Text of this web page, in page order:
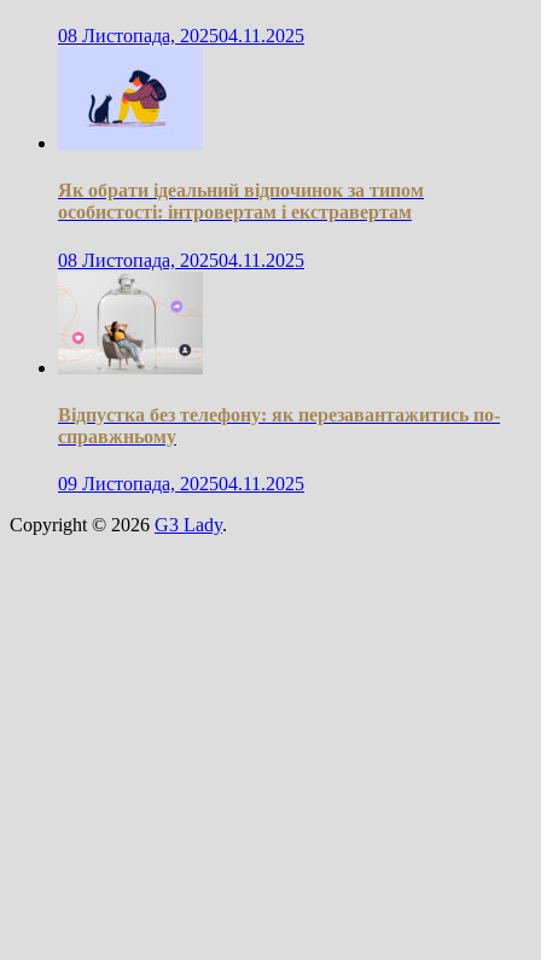
08 Листопада, 202504.11.2025
Як обрати ідеальний відпочинок за типом
особистості: інтровертам і екстравертам
08 Листопада, 202504.11.2025
Відпустка без телефону: як перезавантажитись по-
справжньому
09 Листопада, 202504.11.2025
Copyright © 2026 G3 Lady.